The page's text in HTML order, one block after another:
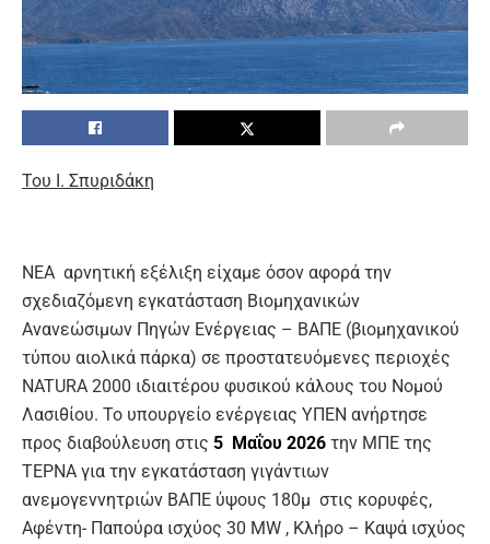
Του Ι. Σπυριδάκη
ΝΕΑ αρνητική εξέλιξη είχαμε όσον αφορά την
σχεδιαζόμενη εγκατάσταση Βιομηχανικών
Ανανεώσιμων Πηγών Ενέργειας – ΒΑΠΕ (βιομηχανικού
τύπου αιολικά πάρκα) σε προστατευόμενες περιοχές
NATURA 2000 ιδιαιτέρου φυσικού κάλους του Νομού
Λασιθίου. To υπουργείο ενέργειας ΥΠΕΝ ανήρτησε
προς διαβούλευση στις 5 Μαΐου 2026 την ΜΠΕ της
ΤΕΡΝΑ για την εγκατάσταση γιγάντιων
ανεμογεννητριών ΒΑΠΕ ύψους 180μ στις κορυφές,
Αφέντη- Παπούρα ισχύος 30 MW , Κλήρο – Καψά ισχύος